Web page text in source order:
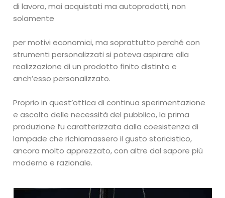
di lavoro, mai acquistati ma autoprodotti, non
solamente
per motivi economici, ma soprattutto perché con
strumenti personalizzati si poteva aspirare alla
realizzazione di un prodotto finito distinto e
anch’esso personalizzato.
Proprio in quest’ottica di continua sperimentazione
e ascolto delle necessità del pubblico, la prima
produzione fu caratterizzata dalla coesistenza di
lampade che richiamassero il gusto storicistico,
ancora molto apprezzato, con altre dal sapore più
moderno e razionale.